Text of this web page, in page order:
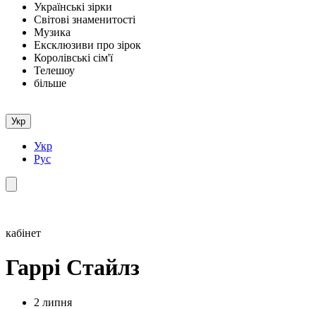
Українські зірки
Світові знаменитості
Музика
Ексклюзиви про зірок
Королівські сім'ї
Телешоу
більше
Укр
Укр
Рус
кабінет
Гаррі Стайлз
2 липня